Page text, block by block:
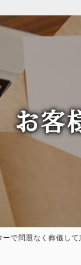
お客
で問題なく葬儀して